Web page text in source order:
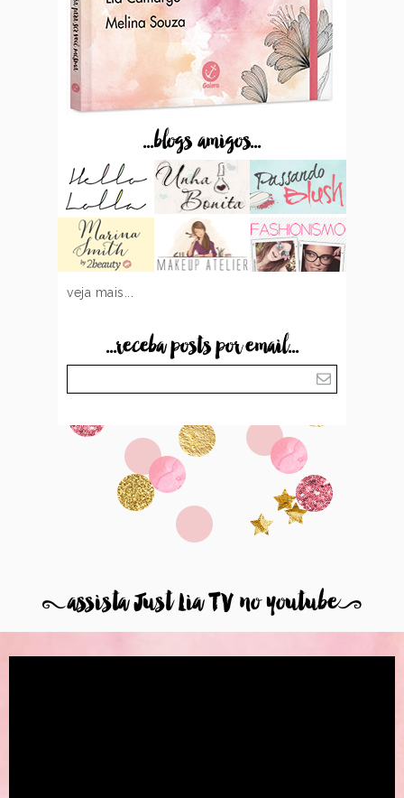
...blogs amigos...
veja mais...
...receba posts por email...
8assista Just Lia TV no youtube9